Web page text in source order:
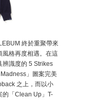
終於重聚帶來
格再度相遇。在這
辨識度的 5 Strikes
」圖案完美
之上，而以小
的「Clean Up」T-